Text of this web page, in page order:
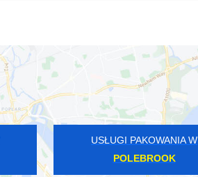
USŁUGI PAKOWANIA W
POLEBROOK